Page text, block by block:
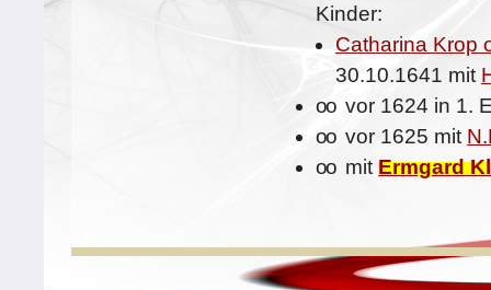
Kinder:
Catharina Krop
30.10.1641 mit
oo vor 1624 in 1.
oo vor 1625 mit
oo mitErmgard